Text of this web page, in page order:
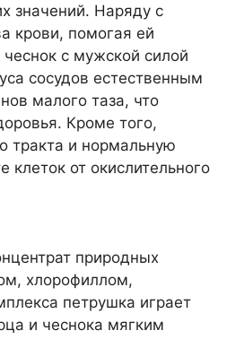
значений. Наряду с
крови, помогая ей
с мужской силой
сосудов естественным
малого таза, что
Кроме того,
тракта и нормальную
от окислительного
природных
хлорофиллом,
петрушка играет
и чеснока мягким